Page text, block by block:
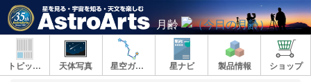
月齢
トピックス 天体写真 星空ガイド 星ナビ 製品情報 ショップ